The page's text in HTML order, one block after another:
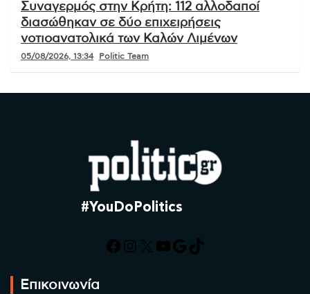
Συναγερμός στην Κρήτη: 112 αλλοδαποί
διασώθηκαν σε δύο επιχειρήσεις
νοτιοανατολικά των Καλών Λιμένων
05/08/2026, 13:34 Politic Team
#YouDoPolitics
Facebook
Instagram
X YouTube
Google
TikTok
Επικοινωνία